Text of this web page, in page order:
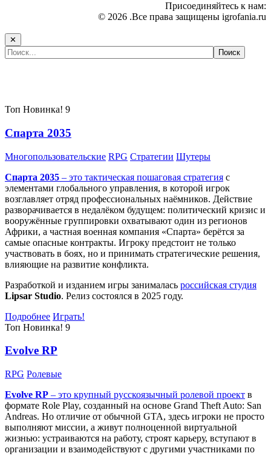
Присоединяйтесь к нам:
© 2026 .Все права защищены igrofania.ru
✕
Топ Новинка! 9
Спарта 2035
Многопользовательские RPG Стратегии Шутеры
Спарта 2035 – это тактическая пошаговая стратегия с
элементами глобального управления, в которой игрок
возглавляет отряд профессиональных наёмников. Действие
разворачивается в недалёком будущем: политический кризис и
вооружённые группировки охватывают один из регионов
Африки, а частная военная компания «Спарта» берётся за
самые опасные контракты. Игроку предстоит не только
участвовать в боях, но и принимать стратегические решения,
влияющие на развитие конфликта.
Разработкой и изданием игры занималась российская студия
Lipsar Studio. Релиз состоялся в 2025 году.
Подробнее Играть!
Топ Новинка! 9
Evolve RP
RPG Ролевые
Evolve RP – это крупный русскоязычный ролевой проект в
формате Role Play, созданный на основе Grand Theft Auto: San
Andreas. Но отличие от обычной GTA, здесь игроки не просто
выполняют миссии, а живут полноценной виртуальной
жизнью: устраиваются на работу, строят карьеру, вступают в
организации и взаимодействуют с другими участниками по